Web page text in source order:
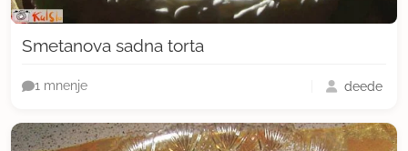
Smetanova sadna torta
1 mnenje deede